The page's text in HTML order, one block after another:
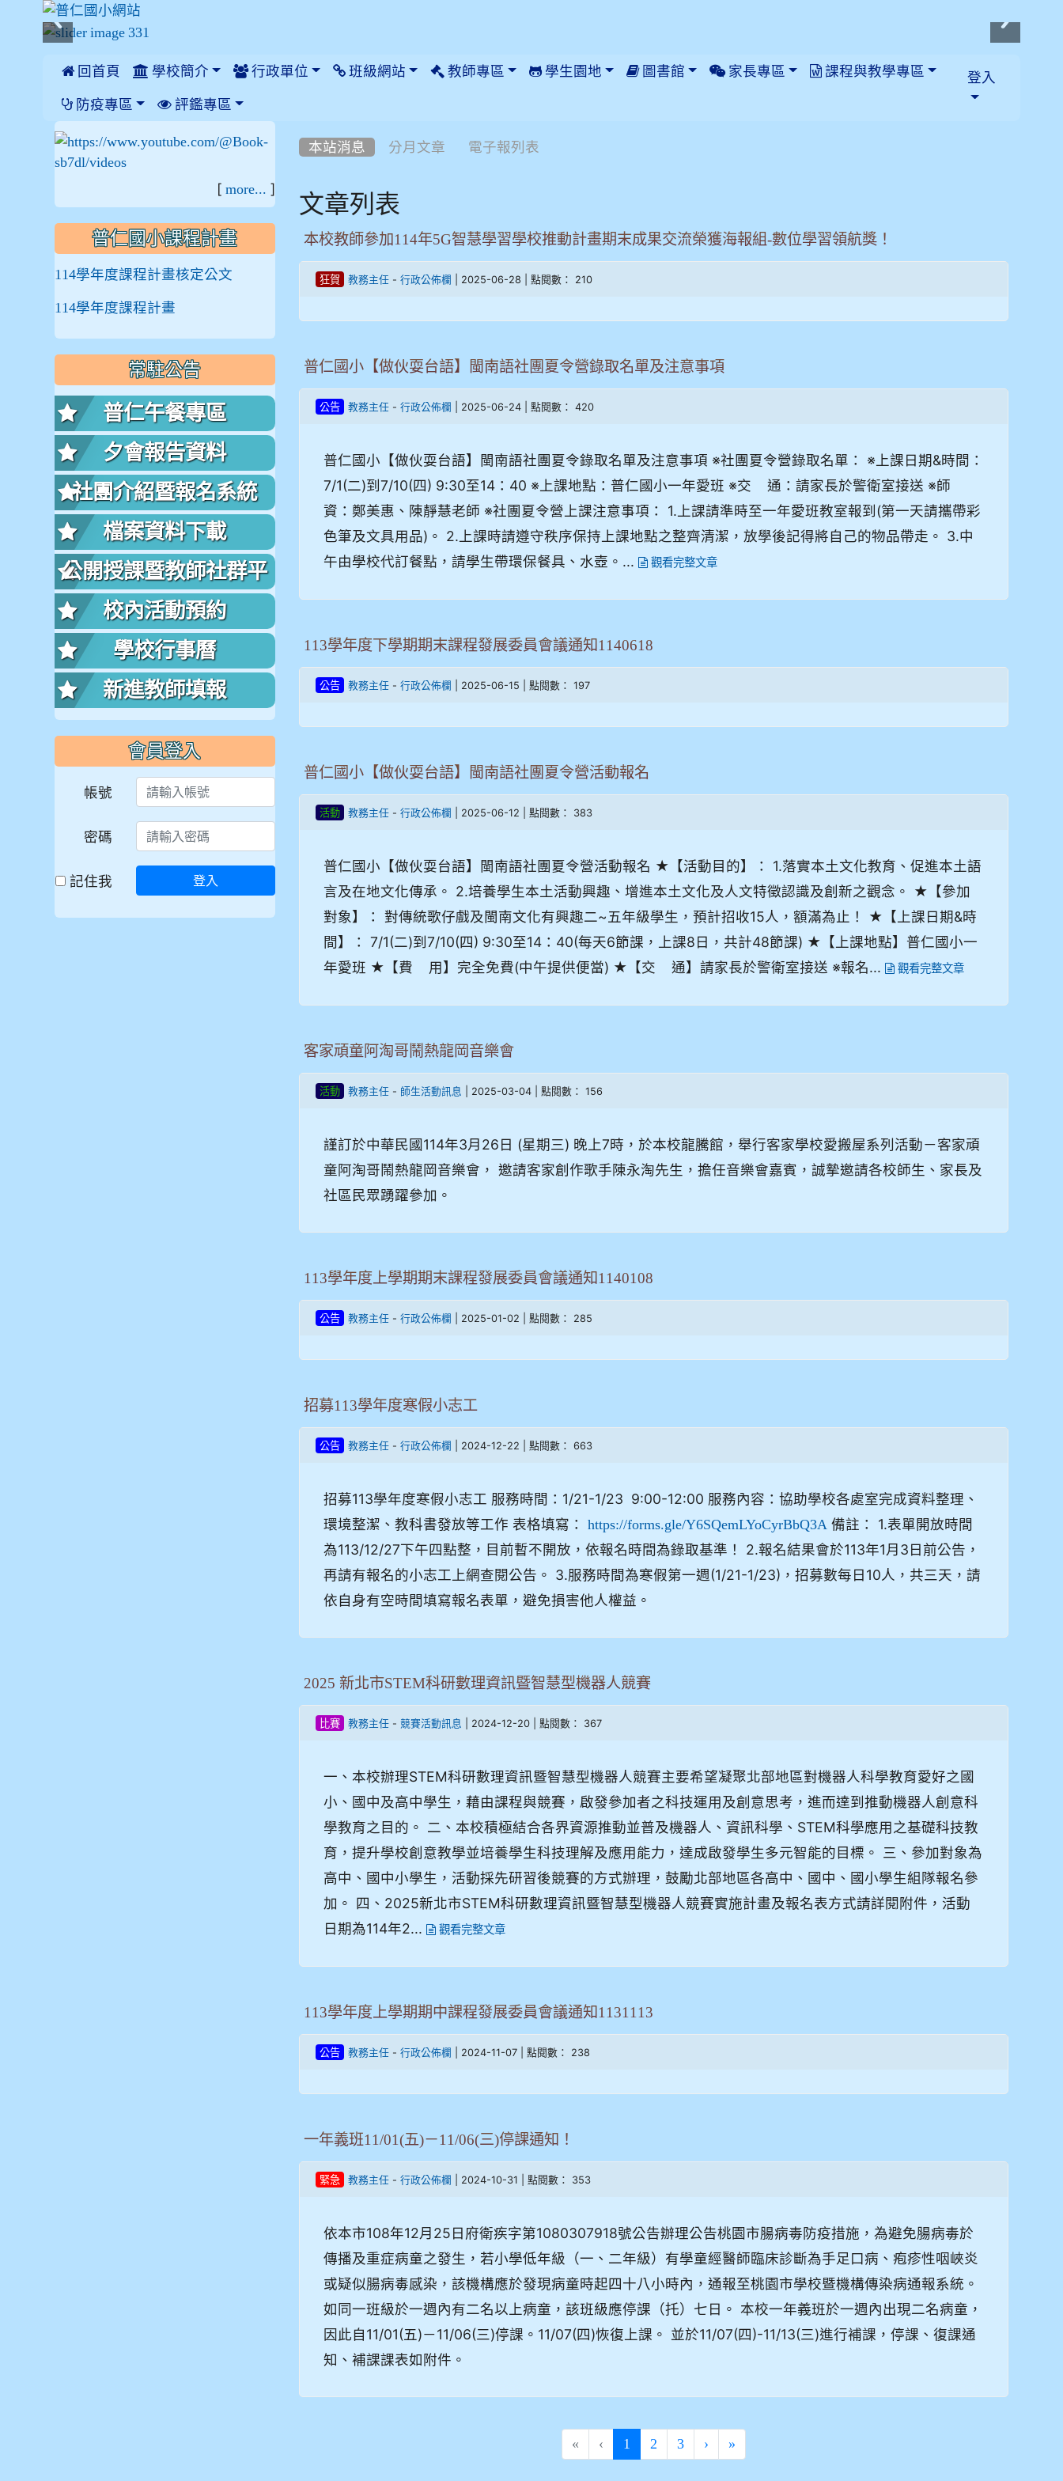
 回首頁 學校簡介 行政單位 班級網站 教師專區 學生園地 圖書館 家長專區 課程與教學專區
防疫專區 評鑑專區
登入
本站消息 分月文章 電子報列表
文章列表
本校教師參加114年5G智慧學習學校推動計畫期末成果交流榮獲海報組-數位學習領航獎！
狂賀 教務主任 -行政公佈欄 | 2025-06-28 | 點閱數： 210
普仁國小【做伙耍台語】閩南語社團夏令營錄取名單及注意事項
公告 教務主任 -行政公佈欄 | 2025-06-24 | 點閱數： 420
普仁國小【做伙耍台語】閩南語社團夏令錄取名單及注意事項 ※社團夏令營錄取名單： ※上課日期&時間：
7/1(二)到7/10(四) 9:30至14：40 ※上課地點：普仁國小一年愛班 ※交 通：請家長於警衛室接送 ※師
資：鄭美惠、陳靜慧老師 ※社團夏令營上課注意事項： 1.上課請準時至一年愛班教室報到(第一天請攜帶彩
色筆及文具用品)。 2.上課時請遵守秩序保持上課地點之整齊清潔，放學後記得將自己的物品帶走。 3.中
午由學校代訂餐點，請學生帶環保餐具、水壺。...
觀看完整文章
113學年度下學期期末課程發展委員會議通知1140618
公告 教務主任 -行政公佈欄 | 2025-06-15 | 點閱數： 197
普仁國小【做伙耍台語】閩南語社團夏令營活動報名
活動 教務主任 -行政公佈欄 | 2025-06-12 | 點閱數： 383
普仁國小【做伙耍台語】閩南語社團夏令營活動報名 ★【活動目的】： 1.落實本土文化教育、促進本土語
言及在地文化傳承。 2.培養學生本土活動興趣、增進本土文化及人文特徵認識及創新之觀念。 ★【參加
對象】： 對傳統歌仔戲及閩南文化有興趣二~五年級學生，預計招收15人，額滿為止！ ★【上課日期&時
間】： 7/1(二)到7/10(四) 9:30至14：40(每天6節課，上課8日，共計48節課) ★【上課地點】普仁國小一
年愛班 ★【費 用】完全免費(中午提供便當) ★【交 通】請家長於警衛室接送 ※報名...
觀看完整文章
客家頑童阿淘哥鬧熱龍岡音樂會
活動 教務主任 - 師生活動訊息 | 2025-03-04 | 點閱數： 156
謹訂於中華民國114年3月26日 (星期三) 晚上7時，於本校龍騰館，舉行客家學校愛搬屋系列活動－客家頑
童阿淘哥鬧熱龍岡音樂會， 邀請客家創作歌手陳永淘先生，擔任音樂會嘉賓，誠摯邀請各校師生、家長及
社區民眾踴躍參加。
113學年度上學期期末課程發展委員會議通知1140108
公告 教務主任 -行政公佈欄 | 2025-01-02 | 點閱數： 285
招募113學年度寒假小志工
公告 教務主任 -行政公佈欄 | 2024-12-22 | 點閱數： 663
招募113學年度寒假小志工 服務時間：1/21-1/23 9:00-12:00 服務內容：協助學校各處室完成資料整理、
環境整潔、教科書發放等工作 表格填寫： https://forms.gle/Y6SQemLYoCyrBbQ3A 備註： 1.表單開放時間
為113/12/27下午四點整，目前暫不開放，依報名時間為錄取基準！ 2.報名結果會於113年1月3日前公告，
再請有報名的小志工上網查閱公告。 3.服務時間為寒假第一週(1/21-1/23)，招募數每日10人，共三天，請
依自身有空時間填寫報名表單，避免損害他人權益。
2025 新北市STEM科研數理資訊暨智慧型機器人競賽
比賽 教務主任 -競賽活動訊息 | 2024-12-20 | 點閱數： 367
一、本校辦理STEM科研數理資訊暨智慧型機器人競賽主要希望凝聚北部地區對機器人科學教育愛好之國
小、國中及高中學生，藉由課程與競賽，啟發參加者之科技運用及創意思考，進而達到推動機器人創意科
學教育之目的。 二、本校積極結合各界資源推動並普及機器人、資訊科學、STEM科學應用之基礎科技教
育，提升學校創意教學並培養學生科技理解及應用能力，達成啟發學生多元智能的目標。 三、參加對象為
高中、國中小學生，活動採先研習後競賽的方式辦理，鼓勵北部地區各高中、國中、國小學生組隊報名參
加。 四、2025新北市STEM科研數理資訊暨智慧型機器人競賽實施計畫及報名表方式請詳閱附件，活動
日期為114年2...
觀看完整文章
113學年度上學期期中課程發展委員會議通知1131113
公告 教務主任 -行政公佈欄 | 2024-11-07 | 點閱數： 238
一年義班11/01(五)－11/06(三)停課通知！
緊急 教務主任 -行政公佈欄 | 2024-10-31 | 點閱數： 353
依本市108年12月25日府衛疾字第1080307918號公告辦理公告桃園市腸病毒防疫措施，為避免腸病毒於
傳播及重症病童之發生，若小學低年級（一、二年級）有學童經醫師臨床診斷為手足口病、疱疹性咽峽炎
或疑似腸病毒感染，該機構應於發現病童時起四十八小時內，通報至桃園市學校暨機構傳染病通報系統。
如同一班級於一週內有二名以上病童，該班級應停課（托）七日。 本校一年義班於一週內出現二名病童，
因此自11/01(五)－11/06(三)停課。11/07(四)恢復上課。 並於11/07(四)-11/13(三)進行補課，停課、復課通
知、補課課表如附件。
« ‹ 1 (current)
2 3 › »
[ more... ]
普仁國小課程計畫
114學年度課程計畫核定公文
114學年度課程計畫
常駐公告
普仁午餐專區
夕會報告資料
社團介紹暨報名系統
檔案資料下載
公開授課暨教師社群平
台
校內活動預約
學校行事曆
新進教師填報
會員登入
帳號
密碼
記住我 登入